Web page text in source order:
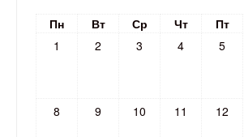
Пн Вт Ср Чт Пт
1
2 3 4 5
8 9 10 11 12